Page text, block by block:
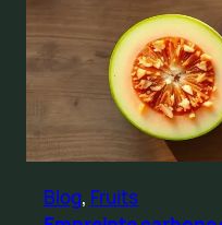
Blog, Fruits